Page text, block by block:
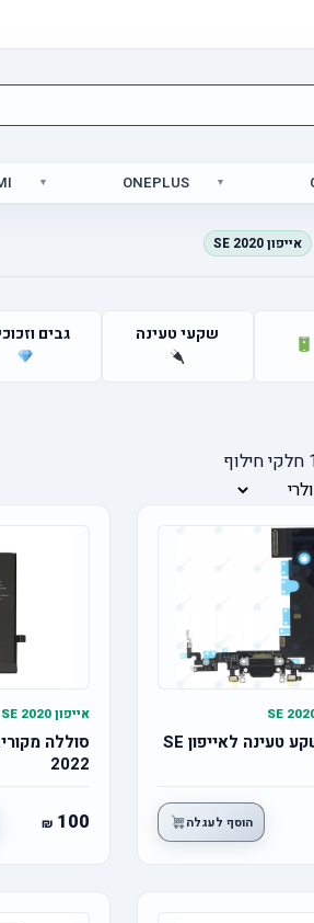
ONEPLUS
אייפון SE 2020
שקעי טעינה גבים
חלקי חילוף
פלט שקע טעינה לאייפון SE
הוסף לעגלה
אייפון SE 2020
2022
100